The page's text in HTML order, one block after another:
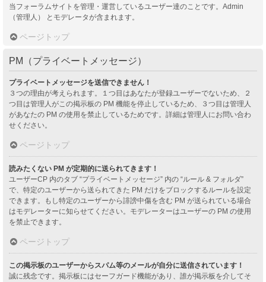
当フォーラムサイトを管理・運営しているユーザー達のことです。Admin
（管理人） とモデレータが含まれます。
ページトップ
PM（プライベートメッセージ）
プライベートメッセージを送信できません！
３つの理由が考えられます。１つ目はあなたが登録ユーザーでないため、２
つ目は管理人がこの掲示板の PM 機能を停止しているため、３つ目は管理人
があなたの PM の使用を禁止しているためです。詳細は管理人にお問い合わ
せください。
ページトップ
読みたくない PM が定期的に送られてきます！
ユーザーCP 内のタブ “プライベートメッセージ” 内の “ルール & フォルダ”
で、特定のユーザーから送られてきた PM だけをブロックするルールを設定
できます。もし特定のユーザーから誹謗中傷を含む PM が送られている場合
はモデレーターに知らせてください。モデレーターはユーザーの PM の使用
を禁止できます。
ページトップ
この掲示板のユーザーからスパム等のメールが自分に送信されています！
誠に残念です。掲示板にはセーフガード機能があり、誰が掲示板を介してそ